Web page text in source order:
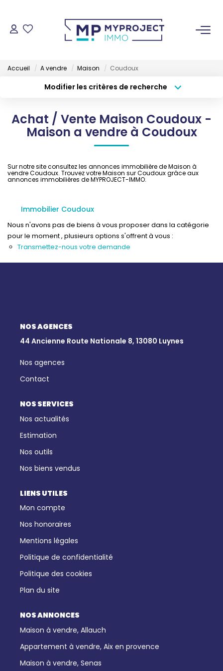
ESTIMER
GESTION LOCATIVE
Qui Sommes-Nous
Notre Équipe
Accueil A vendre Maison Coudoux
Modifier les critères de recherche
Sélectionnez...
Type de bien
Surface min
Créer une alerte
Achat / Vente Maison Coudoux -
Maison a vendre à Coudoux
Sur notre site consultez les annonces immobilière de Maison à
vendre Coudoux. Trouvez votre Maison sur Coudoux grâce aux
annonces immobilières de MYPROJECT-IMMO.
Immobilier Coudoux
Nous n'avons pas de biens à vous proposer dans la catégorie
pour le moment , plusieurs options s'offrent à vous :
Transmettez-nous votre demande
NOS AGENCES
44 Ancienne Route Nationale 8, 13080 Luynes
Nos agences
Contact
NOS SERVICES
Nos actualités
Estimation
Nos outils
Nos biens vendus
LIENS UTILES
Mon compte
Nos honoraires
Mentions légales
Politique de confidentialité
Politique des cookies
Plan du site
NOS ANNONCES
Maison à vendre, Allauch
Appartement à vendre, Aix en provence
Maison à vendre, Senas